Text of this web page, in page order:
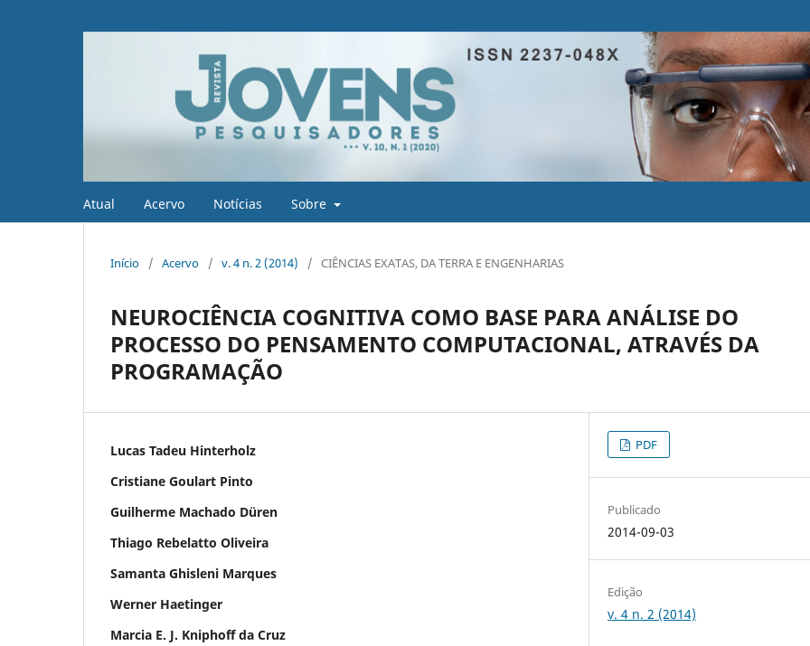
Atual Acervo Notícias Sobre
Início / Acervo / v. 4 n. 2 (2014) / CIÊNCIAS EXATAS, DA TERRA E ENGENHARIAS
NEUROCIÊNCIA COGNITIVA COMO BASE PARA ANÁLISE DO
PROCESSO DO PENSAMENTO COMPUTACIONAL, ATRAVÉS DA
PROGRAMAÇÃO
Lucas Tadeu Hinterholz
Cristiane Goulart Pinto
Guilherme Machado Düren
Thiago Rebelatto Oliveira
Samanta Ghisleni Marques
Werner Haetinger
Marcia E. J. Kniphoff da Cruz
PDF
Publicado
2014-09-03
Edição
v. 4 n. 2 (2014)